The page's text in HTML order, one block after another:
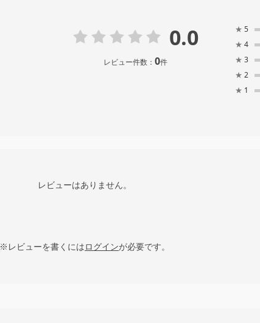
0.0
レビュー件数： 0件
★ 5
★ 4
★ 3
★ 2
★ 1
レビューはありません。
※レビューを書くにはログインが必要です。